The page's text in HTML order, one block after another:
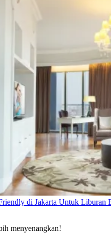
di Jakarta Untuk Liburan
menyenangkan!